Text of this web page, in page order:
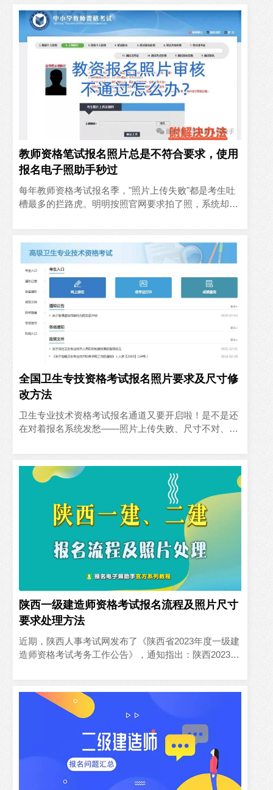
教师资格笔试报名照片总是不符合要求，使用
报名电子照助手秒过
‍每年教师资格考试报名季，"照片上传失败"都是考生吐
槽最多的拦路虎。明明按照官网要求拍了照，系统却反
全国卫生专技资格考试报名照片要求及尺寸修
改方法
卫生专业技术资格考试报名通道又要开启啦！是不是还
在对着报名系统发愁——照片上传失败、尺寸不对、审
陕西一级建造师资格考试报名流程及照片尺寸
要求处理方法
近期，陕西人事考试网发布了《陕西省2023年度一级建
造师资格考试考务工作公告》，通知指出：陕西2023年